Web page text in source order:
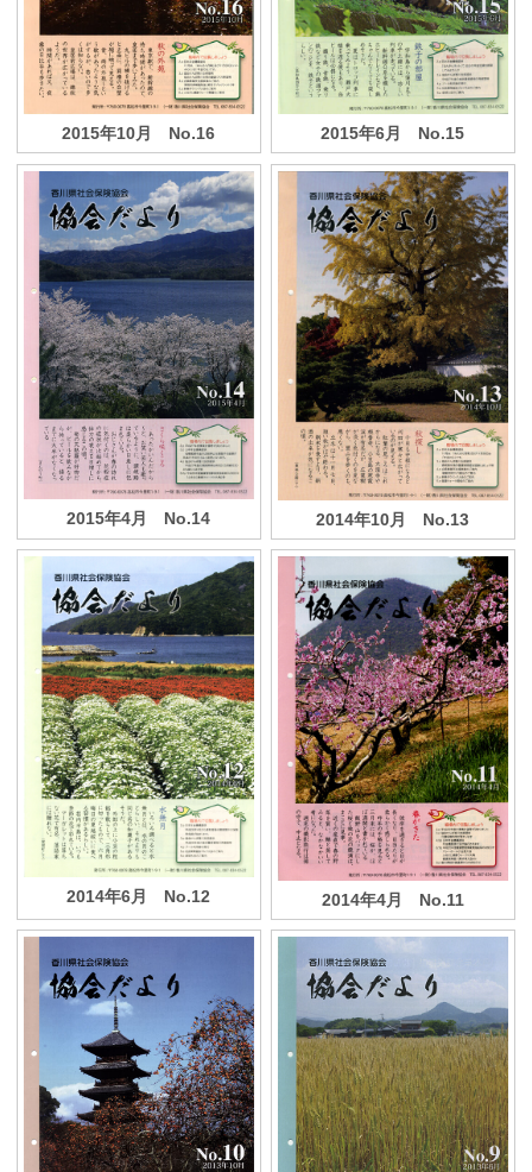
2015年10月 No.16 2015年6月 No.15
2015年4月 No.14 2014年10月 No.13
2014年6月 No.12 2014年4月 No.11